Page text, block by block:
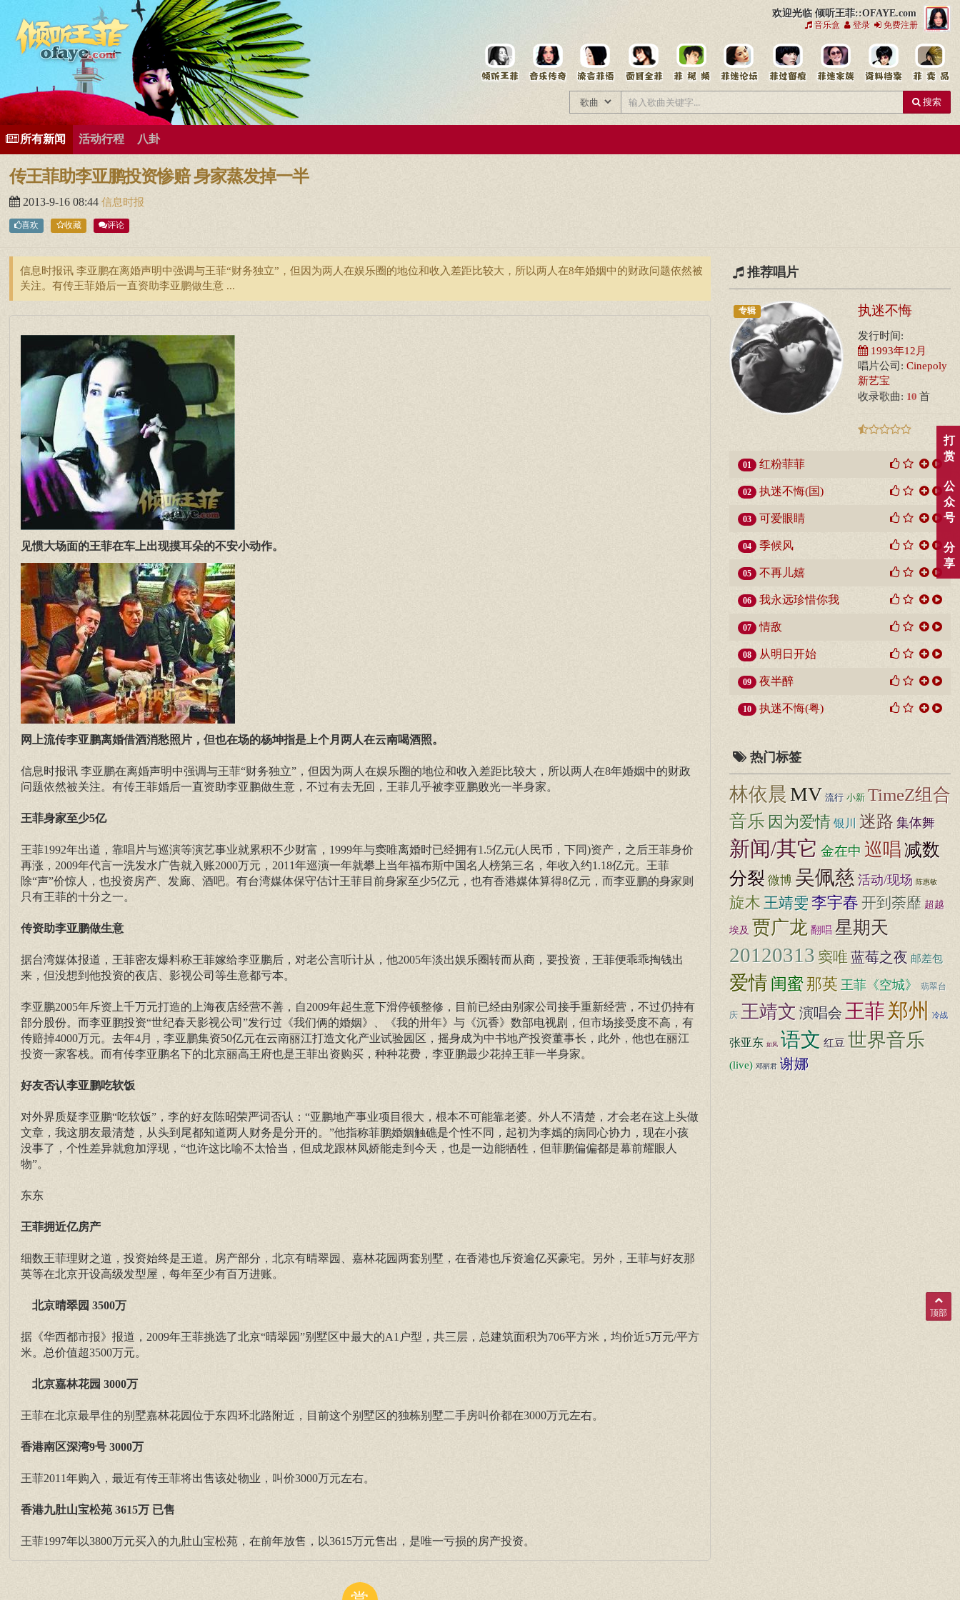
欢迎光临 倾听王菲::OFAYE.com
音乐盒 登录 免费注册
有歌曲专辑
王菲新闻王菲的精美图片王菲精彩视频王菲论坛给王菲留言用户中心王菲资料档案
搜索
所有新闻 活动行程 八卦
传王菲助李亚鹏投资惨赔 身家蒸发掉一半
2013-9-16 08:44 信息时报
喜欢 收藏 评论
信息时报讯 李亚鹏在离婚声明中强调与王菲“财务独立”，但因为两人在娱乐圈的地位和收入差距比较大，所以两人在8年婚姻中的财政问题依然被
关注。有传王菲婚后一直资助李亚鹏做生意 ...
见惯大场面的王菲在车上出现摸耳朵的不安小动作。
网上流传李亚鹏离婚借酒消愁照片，但也在场的杨坤指是上个月两人在云南喝酒照。
信息时报讯 李亚鹏在离婚声明中强调与王菲“财务独立”，但因为两人在娱乐圈的地位和收入差距比较大，所以两人在8年婚姻中的财政
问题依然被关注。有传王菲婚后一直资助李亚鹏做生意，不过有去无回，王菲几乎被李亚鹏败光一半身家。
王菲身家至少5亿
王菲1992年出道，靠唱片与巡演等演艺事业就累积不少财富，1999年与窦唯离婚时已经拥有1.5亿元(人民币，下同)资产，之后王菲身价
再涨，2009年代言一洗发水广告就入账2000万元，2011年巡演一年就攀上当年福布斯中国名人榜第三名，年收入约1.18亿元。王菲
除“声”价惊人，也投资房产、发廊、酒吧。有台湾媒体保守估计王菲目前身家至少5亿元，也有香港媒体算得8亿元，而李亚鹏的身家则
只有王菲的十分之一。
传资助李亚鹏做生意
据台湾媒体报道，王菲密友爆料称王菲嫁给李亚鹏后，对老公言听计从，他2005年淡出娱乐圈转而从商，要投资，王菲便乖乖掏钱出
来，但没想到他投资的夜店、影视公司等生意都亏本。
李亚鹏2005年斥资上千万元打造的上海夜店经营不善，自2009年起生意下滑停顿整修，目前已经由别家公司接手重新经营，不过仍持有
部分股份。而李亚鹏投资“世纪春天影视公司”发行过《我们俩的婚姻》、《我的卅年》与《沉香》数部电视剧，但市场接受度不高，有
传赔掉4000万元。去年4月，李亚鹏集资50亿元在云南丽江打造文化产业试验园区，摇身成为中书地产投资董事长，此外，他也在丽江
投资一家客栈。而有传李亚鹏名下的北京丽高王府也是王菲出资购买，种种花费，李亚鹏最少花掉王菲一半身家。
好友否认李亚鹏吃软饭
对外界质疑李亚鹏“吃软饭”，李的好友陈昭荣严词否认：“亚鹏地产事业项目很大，根本不可能靠老婆。外人不清楚，才会老在这上头做
文章，我这朋友最清楚，从头到尾都知道两人财务是分开的。”他指称菲鹏婚姻触礁是个性不同，起初为李嫣的病同心协力，现在小孩
没事了，个性差异就愈加浮现，“也许这比喻不太恰当，但成龙跟林凤娇能走到今天，也是一边能牺牲，但菲鹏偏偏都是幕前耀眼人
物”。
东东
王菲拥近亿房产
细数王菲理财之道，投资始终是王道。房产部分，北京有晴翠园、嘉林花园两套别墅，在香港也斥资逾亿买豪宅。另外，王菲与好友那
英等在北京开设高级发型屋，每年至少有百万进账。
北京晴翠园 3500万
据《华西都市报》报道，2009年王菲挑选了北京“晴翠园”别墅区中最大的A1户型，共三层，总建筑面积为706平方米，均价近5万元/平方
米。总价值超3500万元。
北京嘉林花园 3000万
王菲在北京最早住的别墅嘉林花园位于东四环北路附近，目前这个别墅区的独栋别墅二手房叫价都在3000万元左右。
香港南区深湾9号 3000万
王菲2011年购入，最近有传王菲将出售该处物业，叫价3000万元左右。
香港九肚山宝松苑 3615万 已售
王菲1997年以3800万元买入的九肚山宝松苑，在前年放售，以3615万元售出，是唯一亏损的房产投资。
推荐唱片
专辑 执迷不悔
发行时间:
1993年12月
唱片公司: Cinepoly
新艺宝
收录歌曲: 10 首
01 红粉菲菲
02 执迷不悔(国)
03 可爱眼睛
04 季候风
05 不再儿嬉
06 我永远珍惜你我
07 情敌
08 从明日开始
09 夜半醉
10 执迷不悔(粤)
热门标签
林依晨 MV 流行 小新 TimeZ组合
音乐 因为爱情 银川 迷路 集体舞
新闻/其它 金在中 巡唱减数
分裂 微博 吴佩慈 活动/现场 陈惠敏
旋木王靖雯李宇春开到荼靡 超越
埃及 贾广龙 翻唱 星期天
20120313 窦唯蓝莓之夜 邮差包
爱情 闺蜜 那英 王菲《空城》 翡翠台
庆 王靖文 演唱会 王菲郑州 冷战
张亚东 如风 语文 红豆 世界音乐
(live) 邓丽君 谢娜
打
赏
公
众
号
分
享
顶部